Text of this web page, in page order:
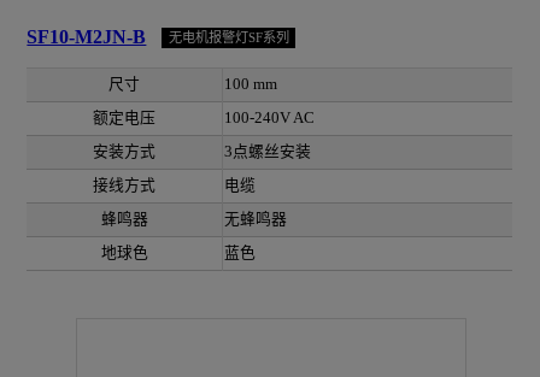
SF10-M2JN-B 无电机报警灯SF系列
尺寸
100 mm
额定电压
100-240V AC
安装方式
3点螺丝安装
接线方式
电缆
蜂鸣器
无蜂鸣器
地球色
蓝色